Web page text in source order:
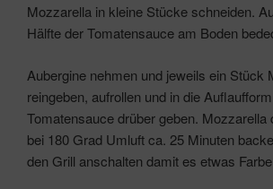
Mozzarella in kleine Stücke schneiden.
Hälfte der Tomatensauce am Boden
Aubergine nehmen und jeweils ein Stück
reingeben, aufrollen und in die
Tomatensauce drüber geben. Mozzarella
bei 180 Grad Umluft ca. 25 Minuten
den Grill anschalten damit es etwas